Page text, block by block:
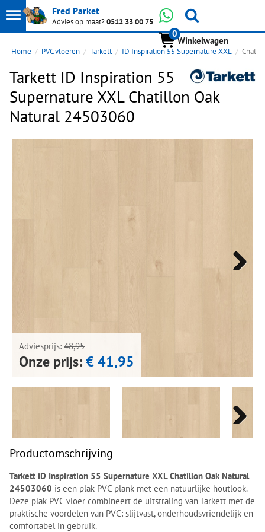
Toon
hoofdmenu
Fred Parket
Advies op maat?0512 33 00 75 Whatsapp
0
Winkelwagen
Home PVC vloeren Tarkett ID Inspiration 55 Supernature XXL
Tarkett ID Inspiration 55
Supernature XXL Chatillon Oak
Natural 24503060
Adviesprijs: 48,95
Onze prijs:€ 41,95
Next
Next
Productomschrijving
Tarkett iD Inspiration 55 Supernature XXL Chatillon Oak Natural
24503060 is een plak PVC plank met een natuurlijke houtlook.
Deze plak PVC vloer combineert de uitstraling van Tarkett met de
praktische voordelen van PVC: slijtvast, onderhoudsvriendelijk en
comfortabel in gebruik.